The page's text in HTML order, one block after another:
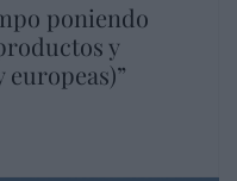
poniendo
y